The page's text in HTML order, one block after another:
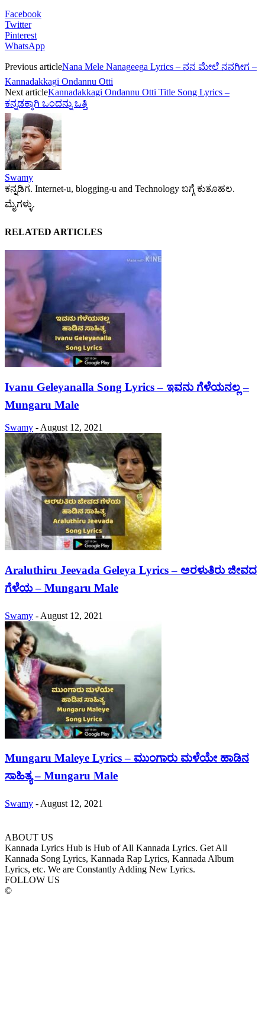
Facebook
Twitter
Pinterest
WhatsApp
Previous articleNana Mele Nanageega Lyrics – ನನ ಮೇಲೆ ನನಗೀಗ –
Kannadakkagi Ondannu Otti
Next articleKannadakkagi Ondannu Otti Title Song Lyrics –
ಕನ್ನಡಕ್ಕಾಗಿ ಒಂದನ್ನು ಒತ್ತಿ
Swamy
ಕನ್ನಡಿಗ. Internet-u, blogging-u and Technology ಬಗ್ಗೆ ಕುತೂಹಲ.
ಮೈಗಳ್ಳು.
RELATED ARTICLES
Ivanu Geleyanalla Song Lyrics – ಇವನು ಗೆಳೆಯನಲ್ಲ –
Mungaru Male
Swamy - August 12, 2021
Araluthiru Jeevada Geleya Lyrics – ಅರಳುತಿರು ಜೀವದ
ಗೆಳೆಯ – Mungaru Male
Swamy - August 12, 2021
Mungaru Maleye Lyrics – ಮುಂಗಾರು ಮಳೆಯೇ ಹಾಡಿನ
ಸಾಹಿತ್ಯ – Mungaru Male
Swamy - August 12, 2021
ABOUT US
Kannada Lyrics Hub is Hub of All Kannada Lyrics. Get All
Kannada Song Lyrics, Kannada Rap Lyrics, Kannada Album
Lyrics, etc. We are Constantly Adding New Lyrics.
FOLLOW US
©